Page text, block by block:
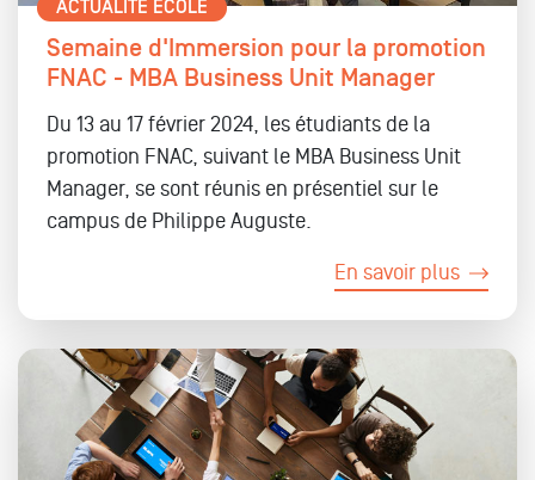
ACTUALITÉ ÉCOLE
Semaine d'Immersion pour la promotion
FNAC - MBA Business Unit Manager
Du 13 au 17 février 2024, les étudiants de la
promotion FNAC, suivant le MBA Business Unit
Manager, se sont réunis en présentiel sur le
campus de Philippe Auguste.
En savoir plus